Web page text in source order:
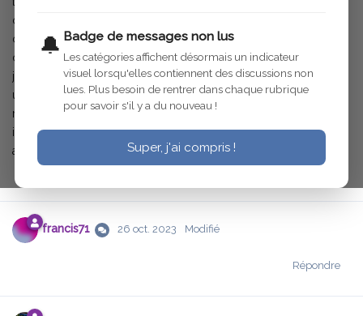
🔔 Badge de messages non lus
Les catégories affichent désormais un indicateur
visuel lorsqu'elles contiennent des discussions non
lues. Plus besoin de rentrer dans chaque rubrique
pour savoir s'il y a du nouveau !
Super, j'ai compris !
cartonnée qui avait tout gondolé . je pense que c'etait vernis
couleur naturel ou peut on peindre noir moucheté rouge
comme le reste de la cabine ? merci de me dire
je ferais des photos de la restauration de cette partie , j'ai acheté
un bout de moleskine chez ENPI , c'est bien c'est pas épais par
rapport a celui d'origine :0
il refera pas 90 ans ce dessus de toit ::d
allez , bonne soirée a tous .
francis71 26 oct. 2023 Modifié
Répondre